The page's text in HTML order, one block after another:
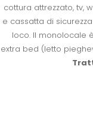
cottura attrezzato, tv,
e cassatta di
loco. Il monolocale
extra bed (letto